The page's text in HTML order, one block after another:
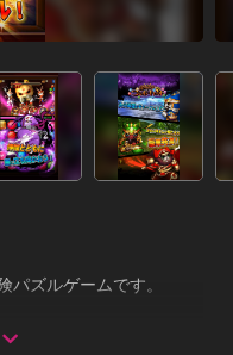
パズルゲームです。
無料！